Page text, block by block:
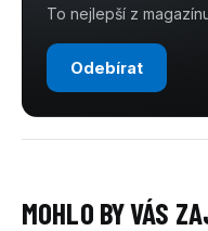
To nejlepší z
Odebírat
MOHLO BY VÁS